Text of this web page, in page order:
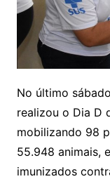
No último
realizou o Dia D
mobilizando 98
55.948 animais,
imunizados